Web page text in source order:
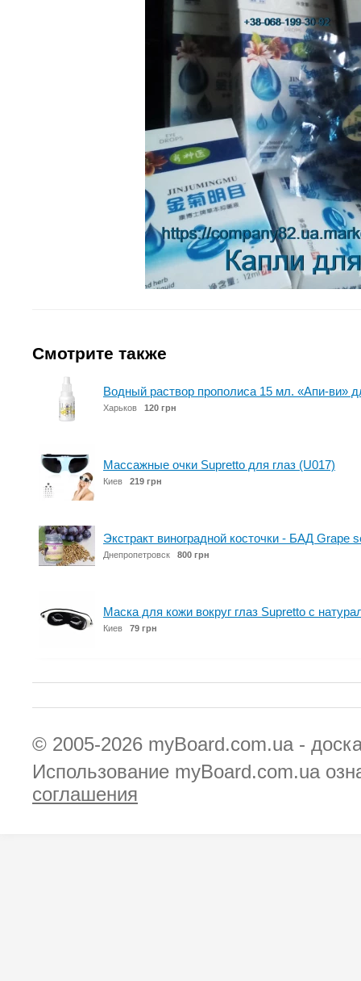
Смотрите также
Водный раствор прополиса 15 мл. «Апи-ви»
Харьков 120 грн
Массажные очки Supretto для глаз (U017)
Киев 219 грн
Экстракт виноградной косточки - БАД Grape
Днепропетровск 800 грн
Маска для кожи вокруг глаз Supretto с
Киев 79 грн
© 2005-2026 myBoard.com.ua -
Использование myBoard.com.ua
соглашения